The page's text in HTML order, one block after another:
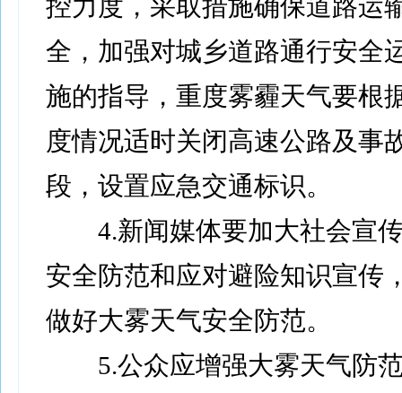
控力度，采取措施确保道路运
全，加强对城乡道路通行安全
施的指导，重度雾霾天气要根
度情况适时关闭高速公路及事
段，设置应急交通标识。
4.新闻媒体要加大社会宣传
安全防范和应对避险知识宣传
做好大雾天气安全防范。
5.公众应增强大雾天气防范